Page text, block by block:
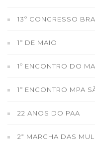
13º CONGRESSO
1º DE MAIO
1º ENCONTRO DO
1º ENCONTRO MPA
22 ANOS DO PAA
2ª MARCHA DAS